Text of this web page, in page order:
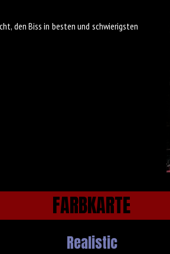
den Biss in besten und schwierigsten
FARBKARTE
Realistic